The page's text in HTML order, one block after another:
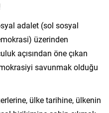
adalet (sol sosyal
üzerinden
açısından öne çıkan
savunmak olduğu
ülke tarihine, ülkenin